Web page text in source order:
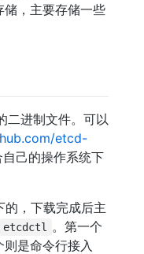
，主要存储一些
进制文件。可以
etcd-
己的操作系统下
，下载完成后主
etcdctl
。第一个
是命令行接入